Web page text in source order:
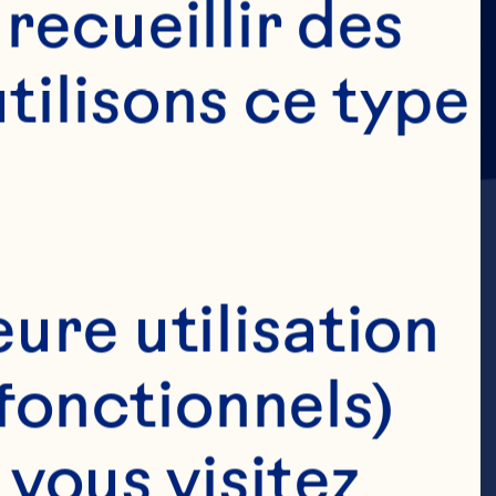
des
ce type
utilisation
visitez